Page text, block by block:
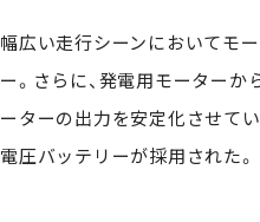
幅広い走行シーンにおいてモ
ー。さらに、発電用モーター
ーターの出力を安定化させて
電圧バッテリーが採用された。